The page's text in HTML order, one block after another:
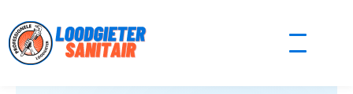
to
content